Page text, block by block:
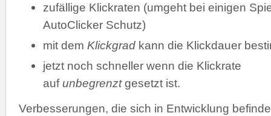
zufällige Klickraten (umgeht bei einigen
AutoClicker Schutz)
mit dem Klickgrad kann die Klickdauer
jetzt noch schneller wenn die Klickrate
aufunbegrenztgesetzt ist.
Verbesserungen, die sich in Entwicklung